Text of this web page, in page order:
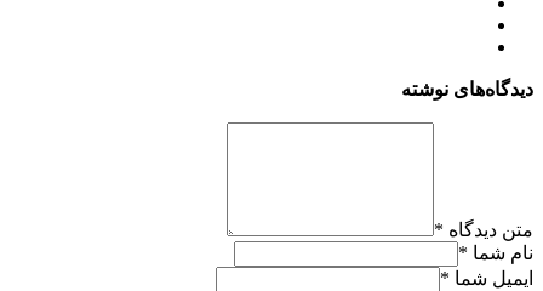
دیدگاه‌های نوشته
متن دیدگاه *
نام شما *
ایمیل شما *